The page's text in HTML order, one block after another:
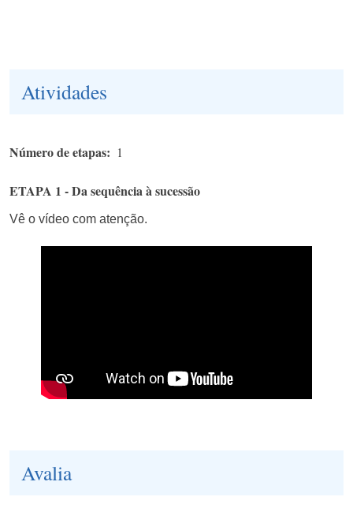
Atividades
Número de etapas 1
ETAPA 1 - Da sequência à sucessão
Vê o vídeo com atenção.
Avalia